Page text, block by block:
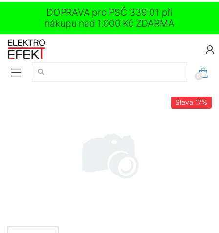
DOPRAVA pro PSČ 339 01 při
nákupu nad 1.000 Kč ZDARMA
Vyhledávání:
0
Sleva 17%